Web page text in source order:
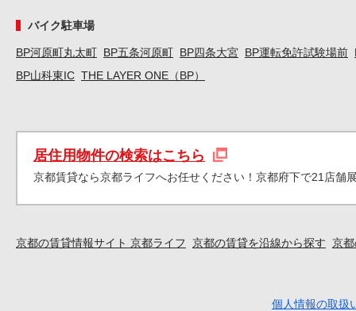
バイク駐車場
BP河原町丸太町 BP五条河原町 BP四条大宮 BP運転免許試験場前
BP山科東IC THE LAYER ONE（BP）
居住用物件の検索はこちら
京都賃貸なら京都ライフへお任せください！京都府下で21店舗
京都の賃貸情報サイト 京都ライフ 京都の賃貸を沿線から探す 京
個人情報の取扱